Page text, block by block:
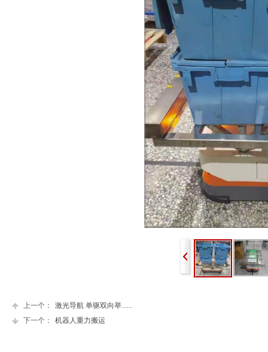
上一个：
激光导航 单驱双向举......
下一个：
机器人重力搬运